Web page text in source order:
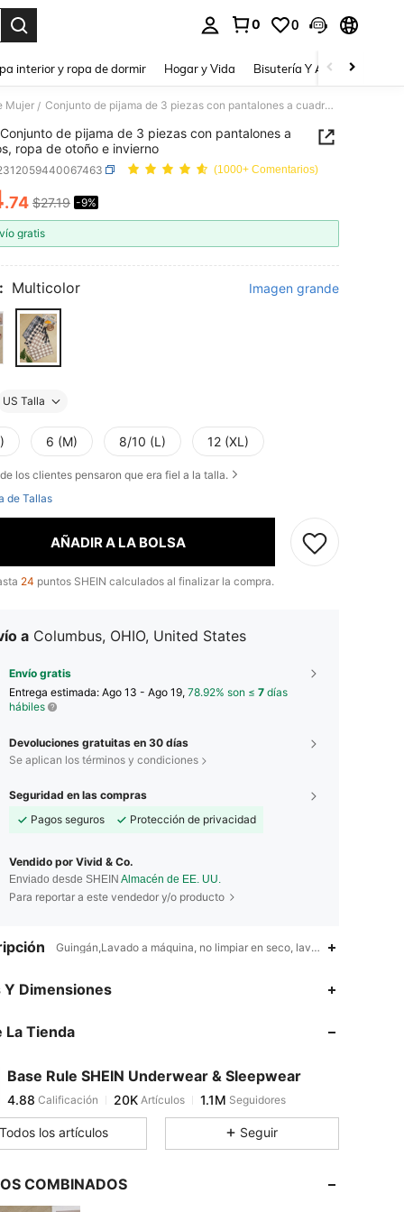
0 0
interior y ropa de dormir Hogar y Vida Bisutería Y Accesorios
Mujer / Conjunto de pijama de 3 piezas con pantalones a cuadros, ropa de otoño e invierno
Conjunto de pijama de 3 piezas con pantalones a
ropa de otoño e invierno
(1000+ Comentarios)
AND AVAILABILITY
.74 $27.19 -9%
gratis
Multicolor Imagen grande
US Talla
6 (M) 8/10 (L) 12 (XL)
de los clientes pensaron que era fiel a la talla.
de Tallas
AÑADIR A LA BOLSA
24 puntos SHEIN calculados al finalizar la compra.
a Columbus, OHIO, United States
Envío gratis
Entrega estimada: Ago 13 - Ago 19, 78.92% son ≤ 7 días
hábiles
Devoluciones gratuitas en 30 días
Se aplican los términos y condiciones
Seguridad en las compras
Pagos seguros
Protección de privacidad
Vendido por Vivid & Co.
Enviado desde SHEIN Almacén de EE. UU.
Para reportar a este vendedor y/o producto
Guingán,Lavado a máquina, no limpiar en seco, lavar con un
Y Dimensiones
La Tienda
Base Rule SHEIN Underwear & Sleepwear
4.88
4.88 Calificación 20K 1.1M Seguidores
s***7pagó Hace 7 horas
4.88
4.88 20K
Todos los artículos Seguir
COMBINADOS